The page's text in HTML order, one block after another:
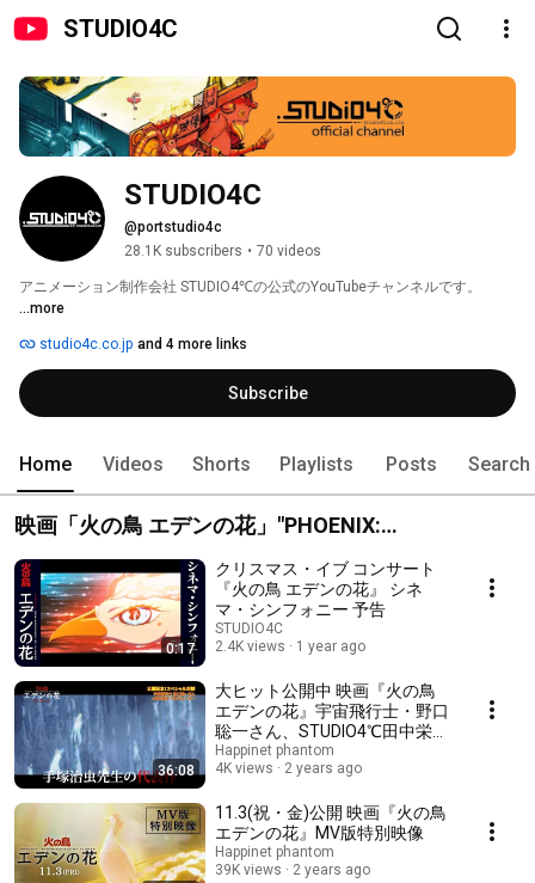
STUDIO4C
STUDIO4C
@portstudio4c
28.1K subscribers • 70 videos
アニメーション制作会社 STUDIO4℃の公式のYouTubeチャンネルです。
...more
studio4c.co.jp and 4 more links
Subscribe
Home Videos Shorts Playlists Posts Search
映画「火の鳥 エデンの花」"PHOENIX:
Reminiscence of Flower"
0:17
クリスマス・イブ コンサート
『火の鳥 エデンの花』 シネ
マ・シンフォニー 予告
STUDIO4C
2.4K views
1 year ago
36:08
大ヒット公開中 映画『火の鳥
エデンの花』宇宙飛行士・野口
聡一さん、STUDIO4℃田中栄子
プロデューサー スペシャル対談
映像
Happinet phantom
4K views
2 years ago
11.3(祝・金)公開 映画『火の鳥
エデンの花』MV版特別映像
Happinet phantom
39K views
2 years ago